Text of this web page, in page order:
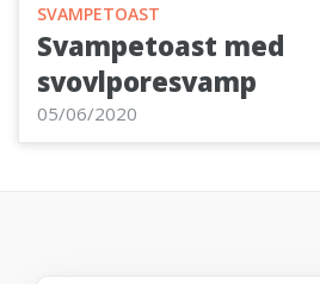
SVAMPETOAST
Svampetoast med
svovlporesvamp
05/06/2020